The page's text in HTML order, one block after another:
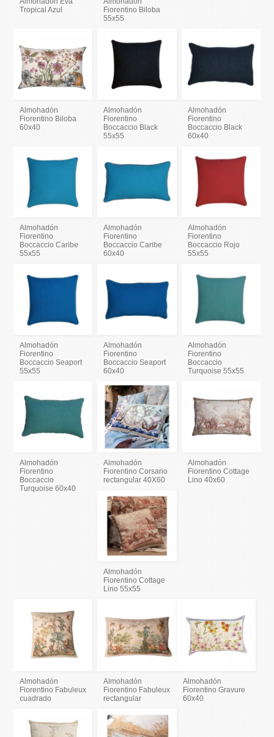
Tropical Azul
Fiorentino Biloba
55x55
Almohadón
Fiorentino Biloba
60x40
Almohadón
Fiorentino
Boccaccio Black
55x55
Almohadón
Fiorentino
Boccaccio Black
60x40
Almohadón
Fiorentino
Boccaccio Caribe
55x55
Almohadón
Fiorentino
Boccaccio Caribe
60x40
Almohadón
Fiorentino
Boccaccio Rojo
55x55
Almohadón
Fiorentino
Boccaccio Seaport
55x55
Almohadón
Fiorentino
Boccaccio Seaport
60x40
Almohadón
Fiorentino
Boccaccio
Turquoise 55x55
Almohadón
Fiorentino
Boccaccio
Turquoise 60x40
Almohadón
Fiorentino Corsario
rectangular 40X60
Almohadón
Fiorentino Cottage
Lino 40x60
Almohadón
Fiorentino Cottage
Lino 55x55
Almohadón
Fiorentino Fabuleux
cuadrado
Almohadón
Fiorentino Fabuleux
rectangular
Almohadón
Fiorentino Gravure
60x40